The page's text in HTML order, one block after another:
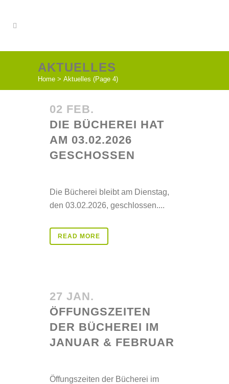
AKTUELLES
Home > Aktuelles (Page 4)
02 FEB.
DIE BÜCHEREI HAT
AM 03.02.2026
GESCHOSSEN
Die Bücherei bleibt am Dienstag,
den 03.02.2026, geschlossen....
READ MORE
27 JAN.
ÖFFUNGSZEITEN
DER BÜCHEREI IM
JANUAR & FEBRUAR
Öffungszeiten der Bücherei im